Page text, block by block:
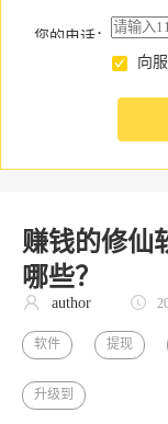
您的电话：
向
赚钱的修仙
哪些？
author
软件 提现
升级到